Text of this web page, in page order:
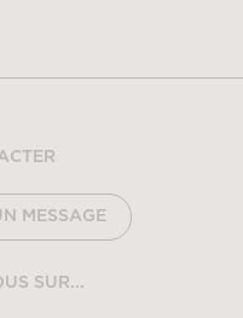
MESSAGE
SUR...